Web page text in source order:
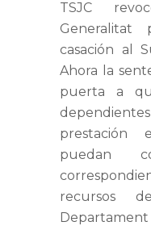
TSJC
Generalitat
casación al
Ahora la
puerta a
puedan
recursos